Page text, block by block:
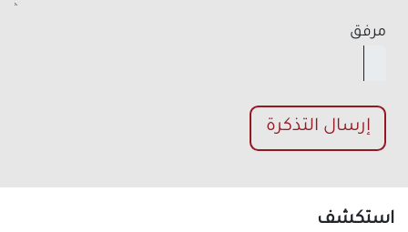
مرفق
إرسال التذكرة
استكشف